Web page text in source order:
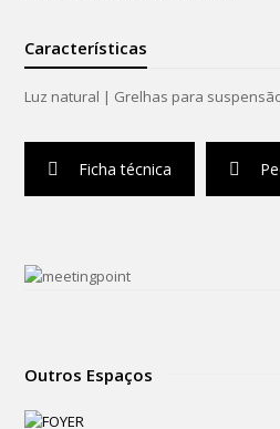
Características
Luz natural | Grelhas para
Ficha técnica
Outros Espaços